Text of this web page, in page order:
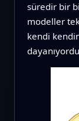
süredir bir
modeller
kendi